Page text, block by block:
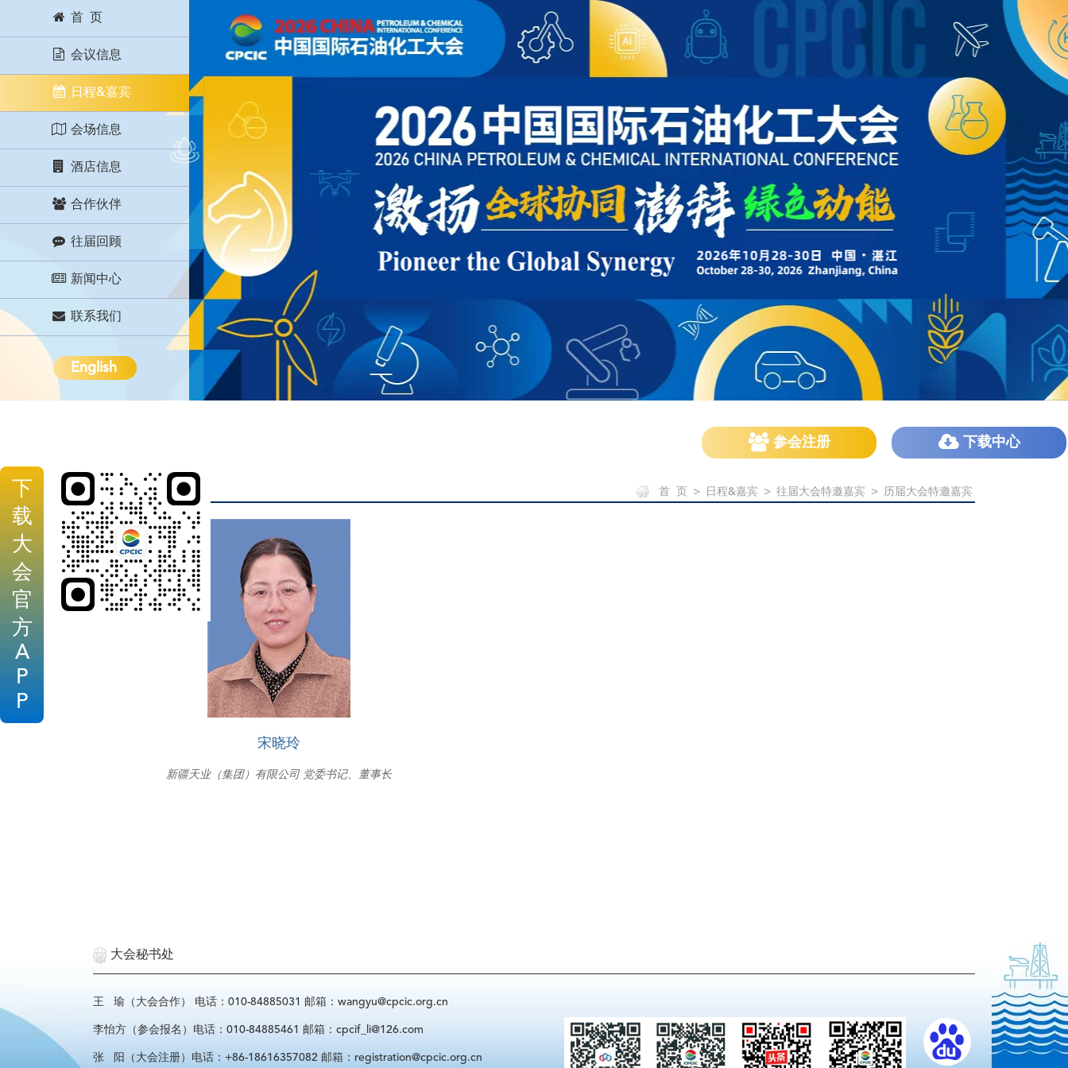
下
载
大
会
官
方
A
P
P
首 页
会议信息
日程&嘉宾
会场信息
酒店信息
合作伙伴
往届回顾
新闻中心
联系我们
English
参会注册 下载中心
首 页 > 日程&嘉宾 > 往届大会特邀嘉宾 > 历届大会特邀嘉宾
宋晓玲
新疆天业（集团）有限公司 党委书记、董事长
大会秘书处
王 瑜（大会合作） 电话：010-84885031 邮箱：wangyu@cpcic.org.cn
李怡方（参会报名）电话：010-84885461 邮箱：cpcif_li@126.com
张 阳（大会注册）电话：+86-18616357082 邮箱：registration@cpcic.org.cn